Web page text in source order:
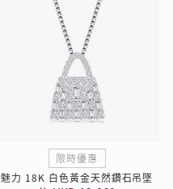
限時優惠
魅力 18K 白色黃金天然鑽石吊墜